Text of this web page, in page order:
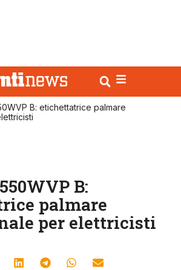
B: etichettatrice palmare
B:
palmare
per elettricisti